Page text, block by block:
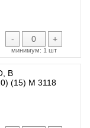
- +
минимум: 1 шт
В
(15) М 3118